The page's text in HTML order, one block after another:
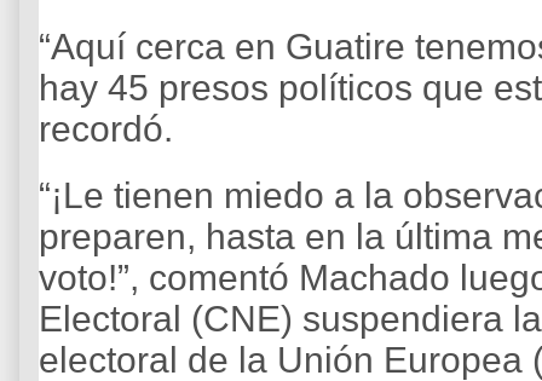
“Aquí cerca en Guatire
hay 45 presos políticos que
recordó.
“¡Le tienen miedo a la
preparen, hasta en la última
voto!”, comentó Machado
Electoral (CNE) suspendiera
electoral de la Unión Europea